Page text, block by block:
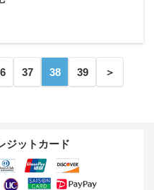
37 38 39 ＞
ジットカード